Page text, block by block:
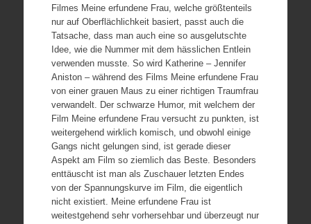
Filmes Meine erfundene Frau, welche größtenteils
nur auf Oberflächlichkeit basiert, passt auch die
Tatsache, dass man auch eine so ausgelutschte
Idee, wie die Nummer mit dem hässlichen Entlein
verwenden musste. So wird Katherine – Jennifer
Aniston – während des Films Meine erfundene Frau
von einer grauen Maus zu einer richtigen Traumfrau
verwandelt. Der schwarze Humor, mit welchem der
Film Meine erfundene Frau versucht zu punkten, ist
weitergehend wirklich komisch, und obwohl einige
Gangs nicht gelungen sind, ist gerade dieser
Aspekt am Film so ziemlich das Beste. Besonders
enttäuscht ist man als Zuschauer letzten Endes
von der Spannungskurve im Film, die eigentlich
nicht existiert. Meine erfundene Frau ist
weitestgehend sehr vorhersehbar und überzeugt nur